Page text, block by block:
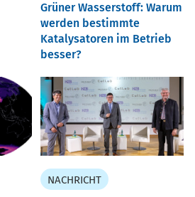
Grüner Wasserstoff: Warum
werden bestimmte
Katalysatoren im Betrieb
besser?
NACHRICHT